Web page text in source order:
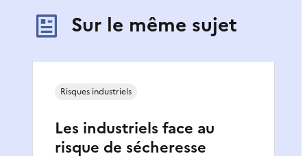
Sur le même sujet
Les industriels face au
risque de sécheresse
Risques industriels